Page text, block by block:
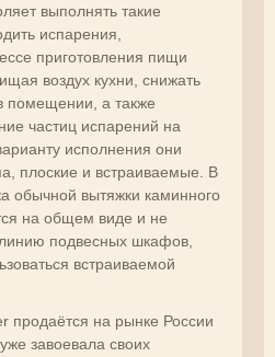
выполнять такие
испарения,
приготовления пищи
воздух кухни, снижать
помещении, а также
частиц испарений на
исполнения они
плоские и встраиваемые. В
обычной вытяжки каминного
на общем виде и не
подвесных шкафов,
встраиваемой
продаётся на рынке России
завоевала своих